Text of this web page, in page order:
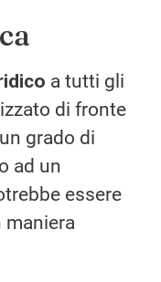
a tutti gli
di fronte
grado di
ad un
essere